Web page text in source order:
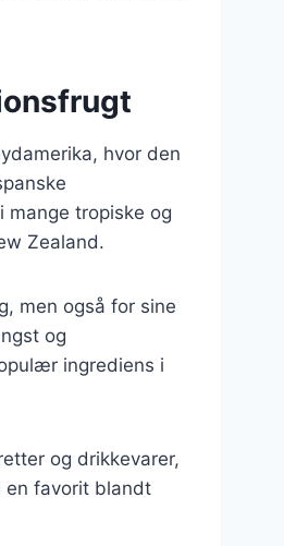
hvor den
mange tropiske og
Zealand.
men også for sine
og
ingrediens i
og drikkevarer,
en favorit blandt